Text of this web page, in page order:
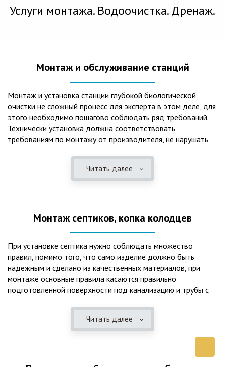
Услуги монтажа. Водоочистка. Дренаж.
Монтаж и обслуживание станций
Монтаж и установка станции глубокой биологической
очистки не сложный процесс для эксперта в этом деле, для
этого необходимо пошагово соблюдать ряд требований.
Технически установка должна соответствовать
требованиям по монтажу от производителя, не нарушать
представления о требованиях ПУЭ, ведь не качественный
монтаж может привезти не только к выходу из строя
вод – самый эффективный способ из всех существующих
оборудования вода может применяться для хозяйственных
нужд и полива огорода, а остатки ила при чистке могут
стать эффективным удобрением. Нет необходимости
тратить средства на ассенизаторскую машину. Системы
монтируются при минимуме земляных работ, без грязи и
заезда крупной техники, даже при очень высоком уровне
грунтовых вод. Служат до 50 и более лет при уникальной
необходимо удалять ил, самостоятельно или с помощью
Читать далее
Монтаж септиков, копка колодцев
При установке септика нужно соблюдать множество
правил, помимо того, что само изделие должно быть
надежным и сделано из качественных материалов, при
монтаже основные правила касаются правильно
подготовленной поверхности под канализацию и трубы с
Мы установим Вам емкости для фильтрации и отстаивания
сточных вод по технологиям, не приводящим к загрязнению
Читать далее